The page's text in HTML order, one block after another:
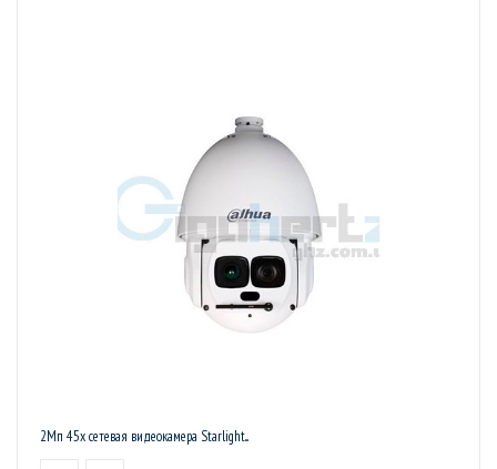
2Мп 45x сетевая видеокамера Starlight...